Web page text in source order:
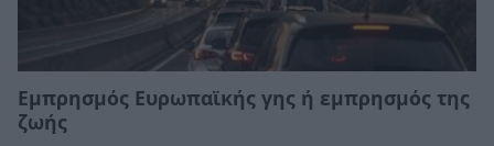
Εμπρησμός Ευρωπαϊκής γης ή εμπρησμός της
ζωής